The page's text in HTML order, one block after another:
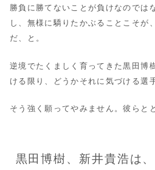
勝負に勝てないことが負けなのでは
し、無様に驕りたかぶることこそが
だ、と。
逆境でたくましく育ってきた黒田博
ける限り、どうかそれに気づける選
そう強く願ってやみません。彼らと
黒田博樹、新井貴浩は